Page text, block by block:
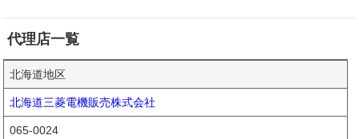
代理店一覧
北海道地区
北海道三菱電機販売株式会社
065-0024